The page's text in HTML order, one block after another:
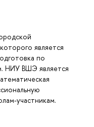
является
по
НИУ ВШЭ является
участникам.